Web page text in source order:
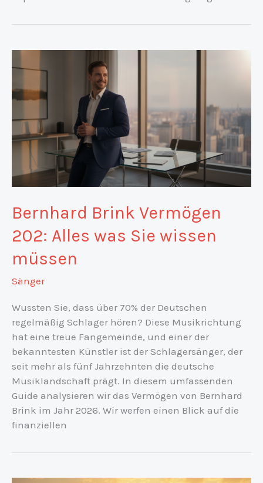
Bernhard Brink Vermögen
202: Alles was Sie wissen
müssen
Sänger
Wussten Sie, dass über 70% der Deutschen
regelmäßig Schlager hören? Diese Musikrichtung
hat eine treue Fangemeinde, und einer der
bekanntesten Künstler ist der Schlagersänger, der
seit mehr als fünf Jahrzehnten die deutsche
Musiklandschaft prägt. In diesem umfassenden
Guide analysieren wir das Vermögen von Bernhard
Brink im Jahr 2026. Wir werfen einen Blick auf die
finanziellen